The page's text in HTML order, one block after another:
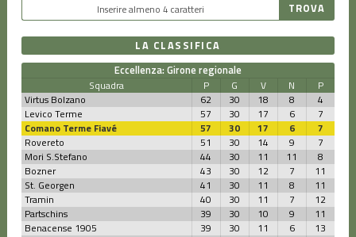
LA CLASSIFICA
Eccellenza: Girone regionale
Squadra P G V N
P
Virtus Bolzano
62 30 18 8
4
Levico Terme
57 30 17 6
7
Comano Terme Fiavé
57 30 17 6
7
Rovereto
51 30 14 9
7
Mori S.Stefano
44 30 11 11
8
Bozner
43 30 12 7
11
St. Georgen
41 30 11 8
11
Tramin
40 30 11 7
12
Partschins
39 30 10 9
11
Benacense 1905
39 30 11 6
13